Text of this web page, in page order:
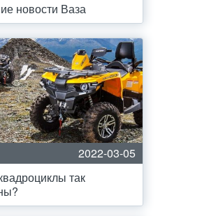
новости Ваза
2022-03-05
так